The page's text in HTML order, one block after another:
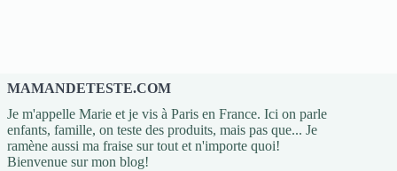
MAMANDETESTE.COM
Je m'appelle Marie et je vis à Paris en France. Ici on parle
enfants, famille, on teste des produits, mais pas que... Je
ramène aussi ma fraise sur tout et n'importe quoi!
Bienvenue sur mon blog!